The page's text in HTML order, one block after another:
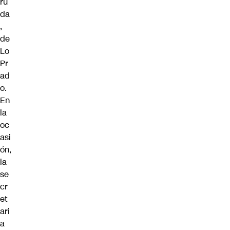
da
,
de
Lo
Pr
ad
o.
En
la
oc
asi
ón,
la
se
cr
et
ari
a